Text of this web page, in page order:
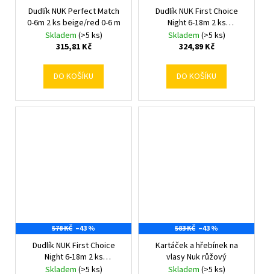
Dudlík NUK Perfect Match
0-6m 2 ks beige/red 0-6 m
Skladem (>5 ks)
315,81 Kč
DO KOŠÍKU
Dudlík NUK First Choice
Night 6-18m 2 ks
Bunny/Sheep 6-18 m
Skladem (>5 ks)
324,89 Kč
DO KOŠÍKU
578 KČ –43 %
Dudlík NUK First Choice
Night 6-18m 2 ks
Hippo/Koala 6-18 m
Skladem (>5 ks)
583 KČ –43 %
Kartáček a hřebínek na
vlasy Nuk růžový
Skladem (>5 ks)